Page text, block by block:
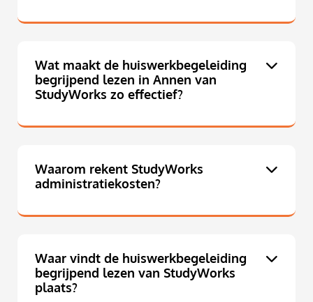
Wat maakt de huiswerkbegeleiding
begrijpend lezen in Annen van
StudyWorks zo effectief?
Waarom rekent StudyWorks
administratiekosten?
Waar vindt de huiswerkbegeleiding
begrijpend lezen van StudyWorks
plaats?